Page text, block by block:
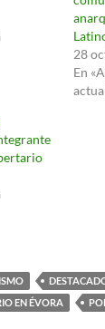
28
En
EN ÉVORA